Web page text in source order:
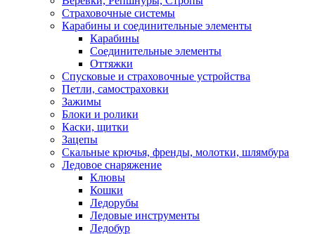
Страховочные системы
Карабины и соединительные элементы
Карабины
Соединительные элементы
Оттяжки
Спусковые и страховочные устройства
Петли, самостраховки
Зажимы
Блоки и ролики
Каски, щитки
Зацепы
Скальные крючья, френды, молотки, шлямбура
Ледовое снаряжение
Клювы
Кошки
Ледорубы
Ледовые инструменты
Ледобур